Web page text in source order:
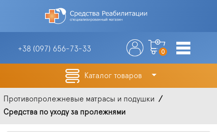
+38 (097) 656-73-33 0
Каталог товаров
Противопролежневые матрасы и подушки
Средства по уходу за пролежнями